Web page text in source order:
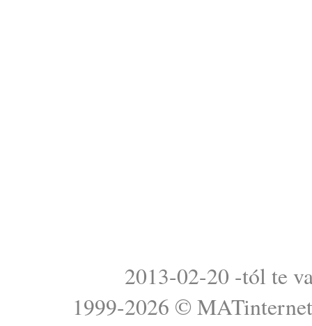
2013-02-20 -tól te
1999-2026 © MATinternet